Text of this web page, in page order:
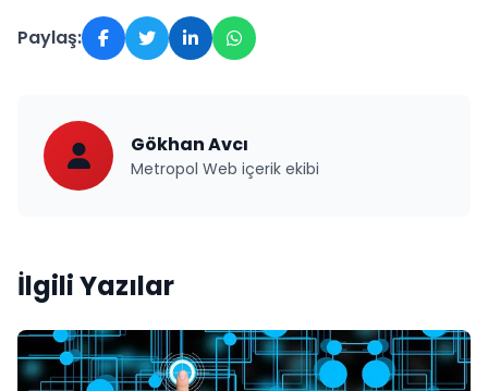
Paylaş:
Gökhan Avcı
Metropol Web içerik ekibi
İlgili Yazılar